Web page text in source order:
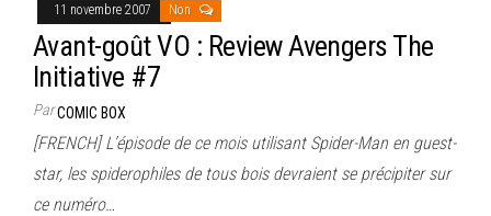
11 novembre 2007 Non
Avant-goût VO : Review Avengers The
Initiative #7
ParCOMIC BOX
[FRENCH] L’épisode de ce mois utilisant Spider-Man en guest-
star, les spiderophiles de tous bois devraient se précipiter sur
ce numéro…